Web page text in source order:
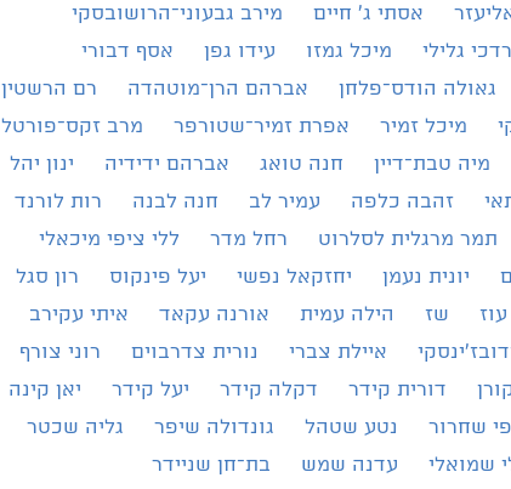
אסתי ג׳ חיים
מירב גבעוני־הרושובסקי
גלילי מיכל גמזו עידו גפן
אסף דבורי
גאולה הודס־פלחן אברהם הרן־מוטהדה
רם הרשטין
מיכל זמיר אפרת זמיר־שטורפר
מרב זקס־פורטל
מיה טבת־דיין חנה טואג אברהם ידידיה
ינון יהל
זהבה כלפה עמיר לב חנה לבנה
רות לורנד
תמר מרגלית לסלרוט רחל מדר
ללי ציפי מיכאלי
יונית נעמן יחזקאל נפשי יעל פינקוס
רון סגל
שז הילה עמית אורנה עקאד
איתי עקירב
איילת צברי נורית צדרבוים
רוני צורף
דורית קידר דקלה קידר יעל קידר
יאן קינה
שחרור נטע שטהל גונדולה שיפר
גליה שכטר
שמואלי עדנה שמש
בת־חן שניידר